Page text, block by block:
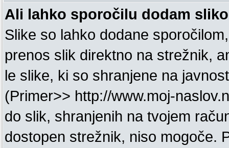
Ali lahko sporočilu dodam
Slike so lahko dodane
prenos slik direktno na strežnik,
le slike, ki so shranjene na
(Primer>> http://www.moj-
do slik, shranjenih na tvojem
dostopen strežnik, niso mogoče.